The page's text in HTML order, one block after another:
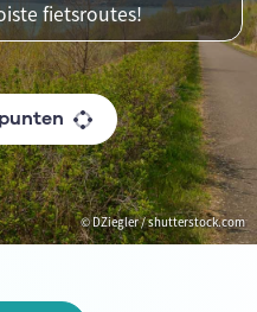
© DZiegler / shutterstock.com
fietsroutes!